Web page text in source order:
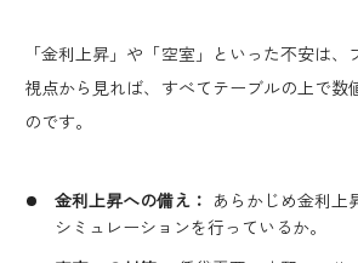
「金利上昇」や「空室」といった不安は
視点から見れば、すべてテーブルの上で数
のです。
金利上昇への備え： あらかじめ金利上
シミュレーションを行っているか。